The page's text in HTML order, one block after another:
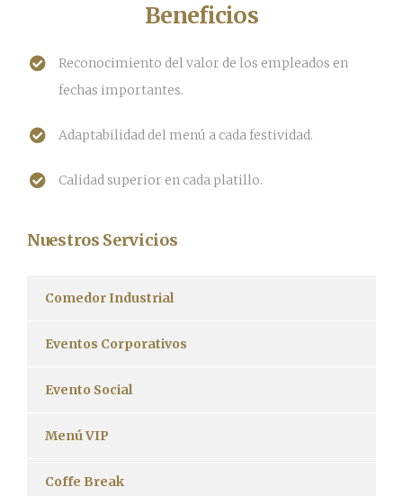
Beneficios
Reconocimiento del valor de los empleados en
fechas importantes.
Adaptabilidad del menú a cada festividad.
Calidad superior en cada platillo.
Nuestros Servicios
Comedor Industrial
Eventos Corporativos
Evento Social
Menú VIP
Coffe Break